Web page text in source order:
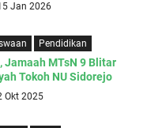
Jan 2026
Pendidikan
Jamaah MTsN 9 Blitar
Tokoh NU Sidorejo
Okt 2025